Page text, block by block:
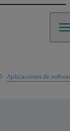
Aplicaciones de